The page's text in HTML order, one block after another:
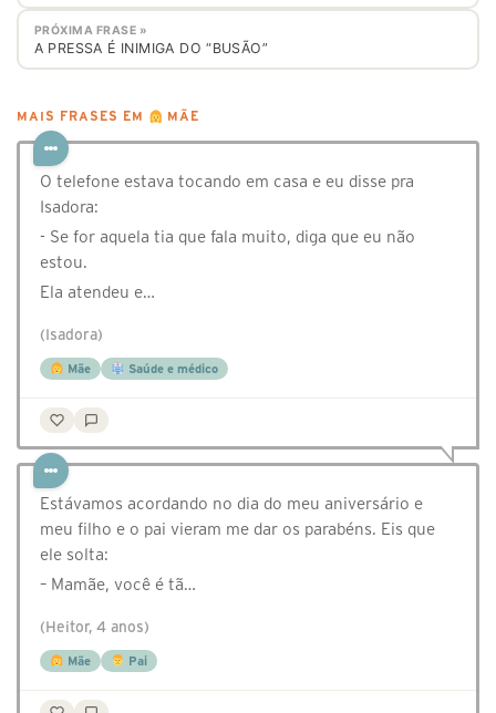
PRÓXIMA FRASE »
A PRESSA É INIMIGA DO “BUSÃO”
MAIS FRASES EM MÃE
O telefone estava tocando em casa e eu disse pra
Isadora:
- Se for aquela tia que fala muito, diga que eu não
estou.
Ela atendeu e…
(Isadora)
Mãe Saúde e médico
Estávamos acordando no dia do meu aniversário e
meu filho e o pai vieram me dar os parabéns. Eis que
ele solta:
– Mamãe, você é tã…
(Heitor, 4 anos)
Mãe Pai